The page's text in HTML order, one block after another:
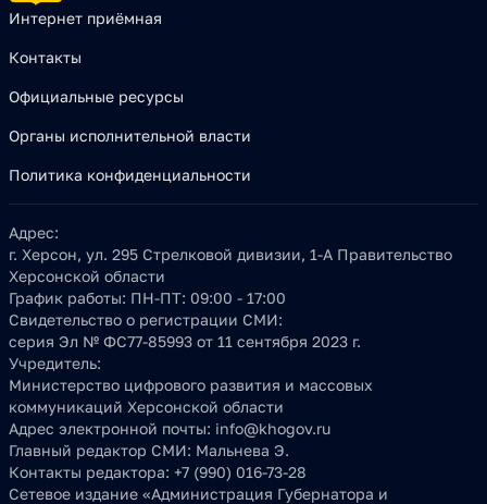
Интернет приёмная
Контакты
Официальные ресурсы
Органы исполнительной власти
Политика конфиденциальности
Адрес:
г. Херсон, ул. 295 Стрелковой дивизии, 1-А Правительство
Херсонской области
График работы: ПН-ПТ: 09:00 - 17:00
Свидетельство о регистрации СМИ:
серия Эл № ФС77-85993 от 11 сентября 2023 г.
Учредитель:
Министерство цифрового развития и массовых
коммуникаций Херсонской области
Адрес электронной почты: info@khogov.ru
Главный редактор СМИ: Мальнева Э.
Контакты редактора: +7 (990) 016-73-28
Сетевое издание «Администрация Губернатора и